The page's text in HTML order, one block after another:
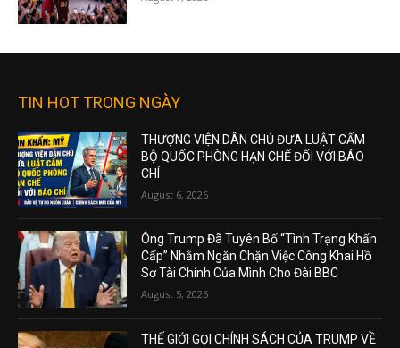
TIN HOT TRONG NGÀY
THƯỢNG VIỆN DÂN CHỦ ĐƯA LUẬT CẤM
BỘ QUỐC PHÒNG HẠN CHẾ ĐỐI VỚI BÁO
CHÍ
August 6, 2026
Ông Trump Đã Tuyên Bố “Tình Trạng Khẩn
Cấp” Nhằm Ngăn Chặn Việc Công Khai Hồ
Sơ Tài Chính Của Mình Cho Đài BBC
August 5, 2026
THẾ GIỚI GỌI CHÍNH SÁCH CỦA TRUMP VỀ